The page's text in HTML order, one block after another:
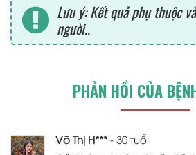
Lưu ý: Kết quả phụ thuộc
người..
PHẢN HỒI CỦA
Võ Thị H*** - 30 tuổi